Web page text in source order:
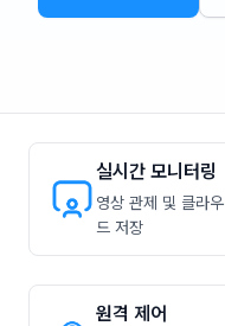
실시간 모니터링
영상 관제 및 클라우
드 저장
원격 제어